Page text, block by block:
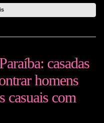
casadas
homens
casuais com